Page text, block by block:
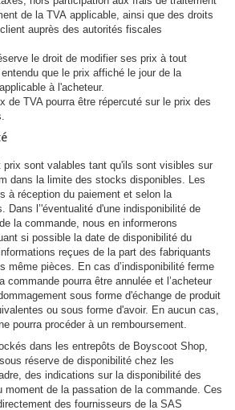
de la TVA applicable, ainsi que des droits
auprès des autorités fiscales
le droit de modifier ses prix à tout
que le prix affiché le jour de la
à l'acheteur.
de TVA pourra être répercuté sur le prix des
prix sont valables tant qu'ils sont visibles sur
dans la limite des stocks disponibles. Les
à réception du paiement et selon la
Dans l’'éventualité d'une indisponibilité de
la commande, nous en informerons
si possible la date de disponibilité du
reçues de la part des fabriquants
même pièces. En cas d’indisponibilité ferme
commande pourra être annulée et l’acheteur
sous forme d'échange de produit
ou sous forme d'avoir. En aucun cas,
pourra procéder à un remboursement.
dans les entrepôts de Boyscoot Shop,
réserve de disponibilité chez les
des indications sur la disponibilité des
moment de la passation de la commande. Ces
des fournisseurs de la SAS